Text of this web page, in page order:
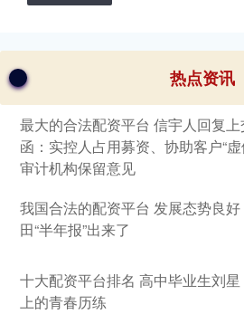
热点资讯
最大的合法配资平台 信宇人回复
函：实控人占用募资、协助客户“虚
审计机构保留意见
我国合法的配资平台 发展态势良
田“半年报”出来了
十大配资平台排名 高中毕业生刘
上的青春历练